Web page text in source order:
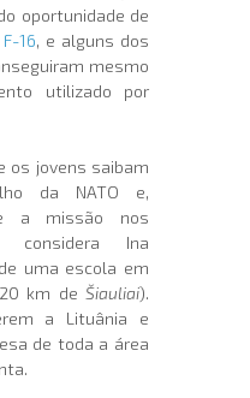
oportunidade de
F-16, e alguns dos
mesmo
utilizado por
os jovens saibam
da NATO e,
a missão nos
considera Ina
uma escola em
km de Šiauliai).
a Lituânia e
de toda a área